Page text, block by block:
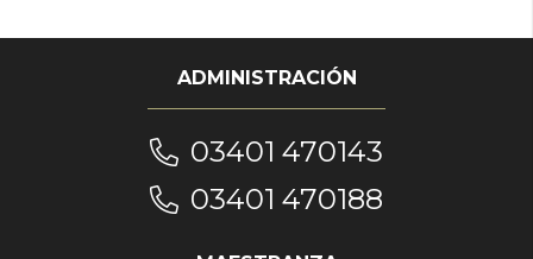
ADMINISTRACIÓN
03401 470143
03401 470188